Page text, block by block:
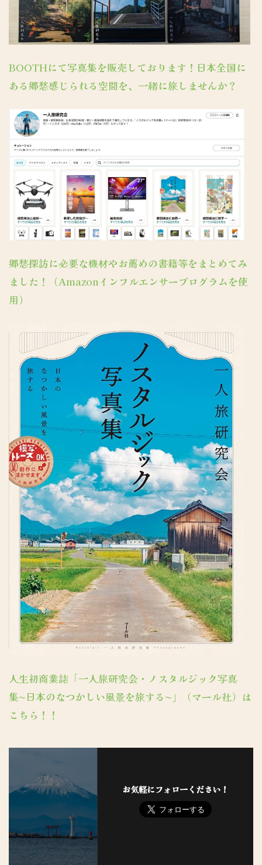
BOOTHにて写真集を販売しております！日本全国に
ある郷愁感じられる空間を、一緒に旅しませんか？
郷愁探訪に必要な機材やお薦めの書籍等をまとめてみ
ました！（Amazonインフルエンサープログラムを使
用）
人生初商業誌「一人旅研究会・ノスタルジック写真
集〜日本のなつかしい風景を旅する〜」（マール社）は
こちら！！
お気軽にフォローください！